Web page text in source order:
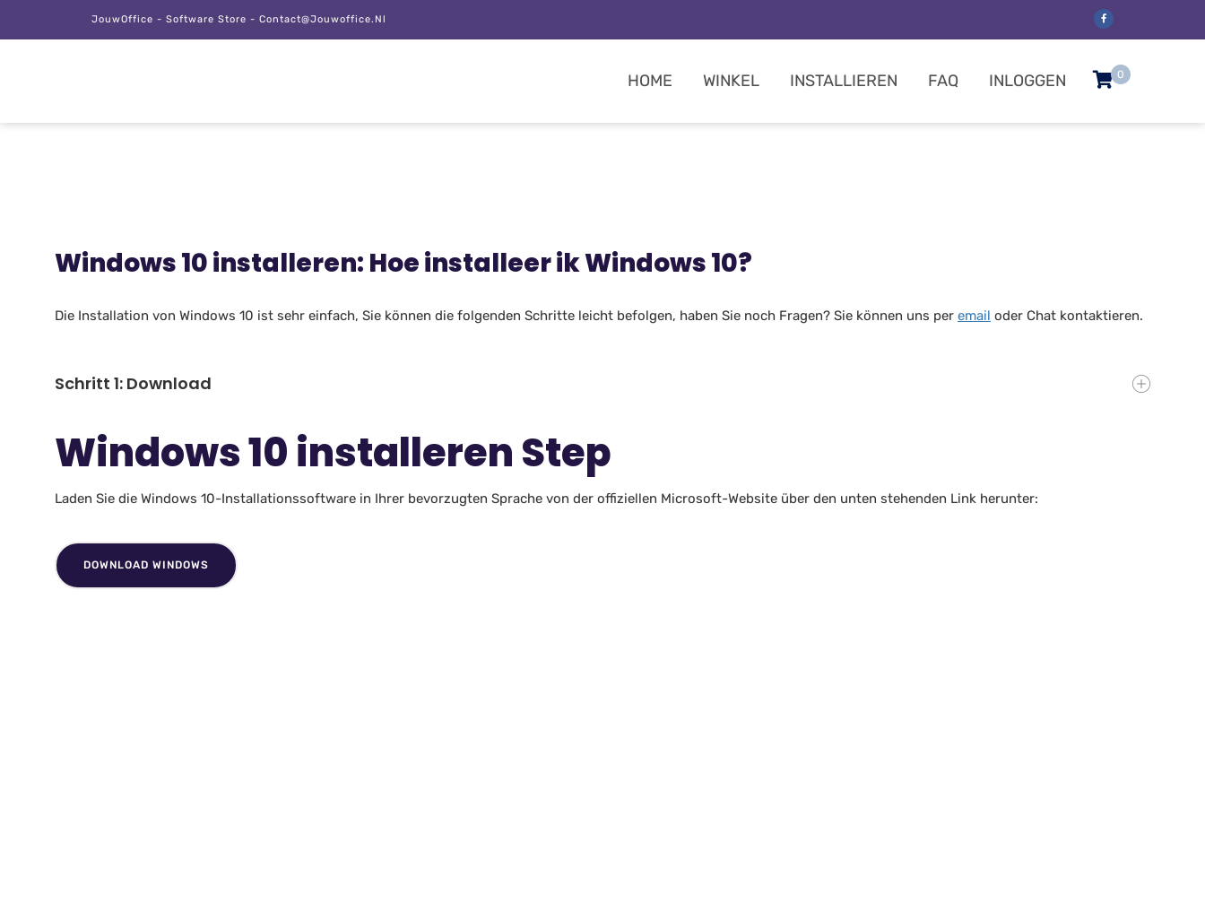
JouwOffice - Software Store - Contact@jouwoffice.nl
0
HOME WINKEL INSTALLIEREN FAQ INLOGGEN
Windows 10 installeren: Hoe installeer ik Windows 10?
Die Installation von Windows 10 ist sehr einfach, Sie können die folgenden Schritte leicht befolgen, haben Sie noch Fragen? Sie können uns per email oder Chat kontaktieren.
Schritt 1: Download
Windows 10 installeren Step
Laden Sie die Windows 10-Installationssoftware in Ihrer bevorzugten Sprache von der offiziellen Microsoft-Website über den unten stehenden Link herunter:
DOWNLOAD WINDOWS